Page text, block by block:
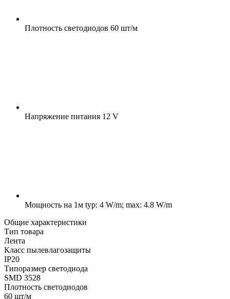
Плотность светодиодов 60 шт/м
Напряжение питания 12 V
Мощность на 1м typ: 4 W/m; max: 4.8 W/m
Общие характеристики
Тип товара
Лента
Класс пылевлагозащиты
IP20
Типоразмер светодиода
SMD 3528
Плотность светодиодов
60 шт/м